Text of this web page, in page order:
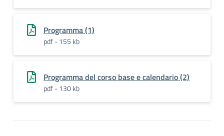
Programma (1)
pdf - 155 kb
Programma del corso base e calendario (2)
pdf - 130 kb